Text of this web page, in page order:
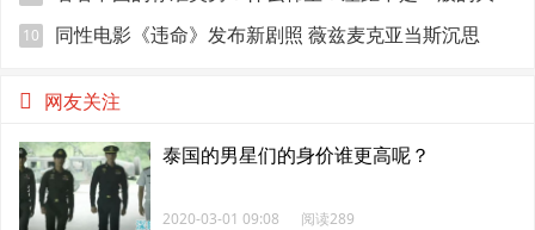
10 同性电影《违命》发布新剧照 薇兹麦克亚当斯沉思
网友关注
泰国的男星们的身价谁更高呢？
2020-03-01 09:08 阅读289